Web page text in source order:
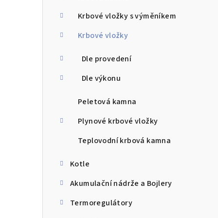
Krbové vložky s výměníkem
Krbové vložky
Dle provedení
Dle výkonu
Peletová kamna
Plynové krbové vložky
Teplovodní krbová kamna
Kotle
Akumulační nádrže a Bojlery
Termoregulátory